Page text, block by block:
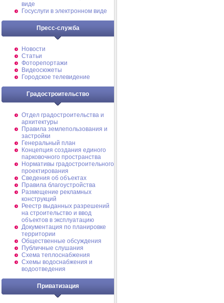
виде
Госуслуги в электронном виде
Пресс-служба
Новости
Статьи
Фоторепортажи
Видеосюжеты
Городское телевидение
Градостроительство
Отдел градостроительства и
архитектуры
Правила землепользования и
застройки
Генеральный план
Концепция создания единого
парковочного пространства
Нормативы градостроительного
проектирования
Сведения об объектах
Правила благоустройства
Размещение рекламных
конструкций
Реестр выданных разрешений
на строительство и ввод
объектов в эксплуатацию
Документация по планировке
территории
Общественные обсуждения
Публичные слушания
Схема теплоснабжения
Схемы водоснабжения и
водоотведения
Приватизация